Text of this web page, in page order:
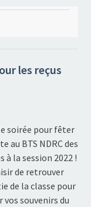
les reçus
soirée pour fêter
au BTS NDRC des
à la session 2022 !
de retrouver
de la classe pour
vos souvenirs du